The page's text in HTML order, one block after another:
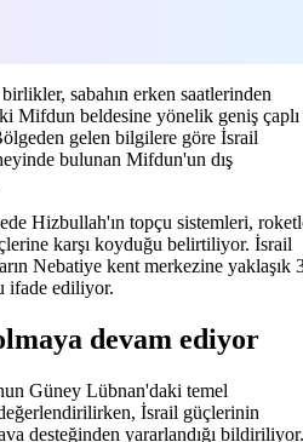
sabahın erken saatlerinden
Mifdun beldesine yönelik geniş çaplı
gelen bilgilere göre İsrail
bulunan Mifdun'un dış
Hizbullah'ın topçu sistemleri,
karşı koyduğu belirtiliyor. İsrail
Nebatiye kent merkezine yaklaşık
ifade ediliyor.
devam ediyor
Güney Lübnan'daki temel
İsrail güçlerinin
desteğinden yararlandığı bildiriliyor.